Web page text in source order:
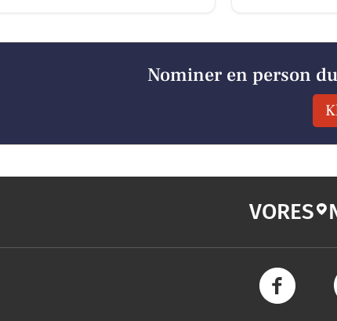
Nominer en person
VORES